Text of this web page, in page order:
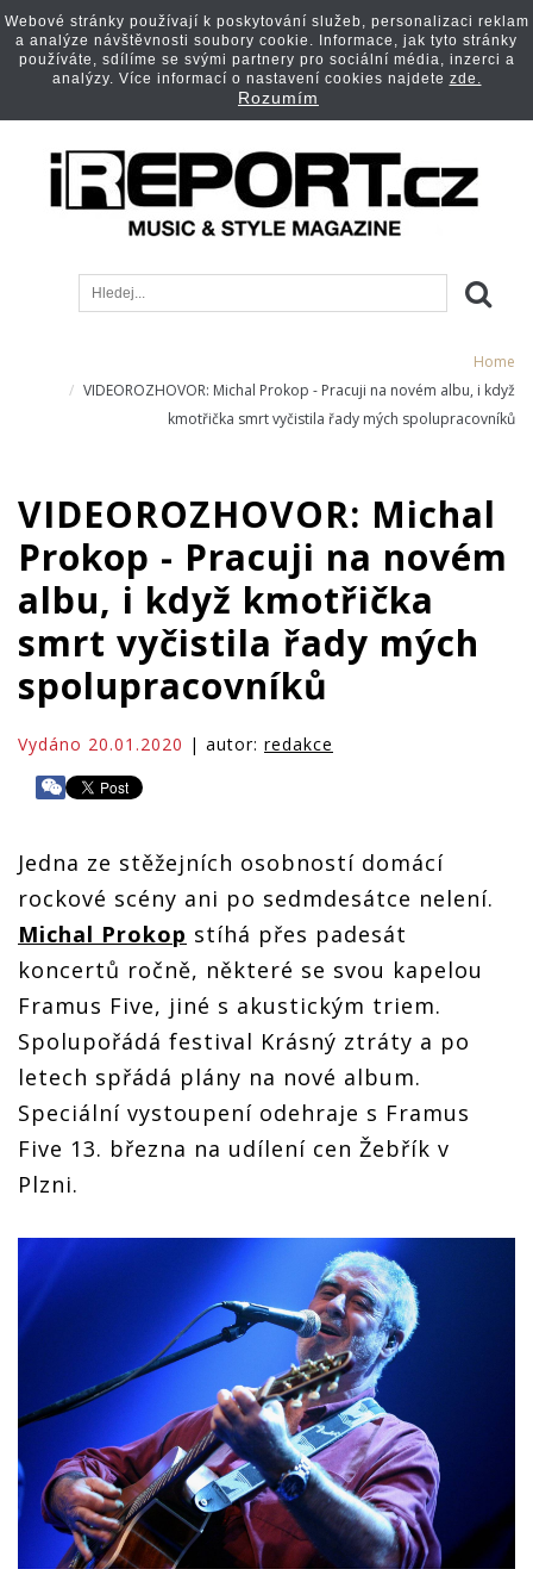
Home
VIDEOROZHOVOR: Michal Prokop - Pracuji na novém albu, i když
kmotřička smrt vyčistila řady mých spolupracovníků
VIDEOROZHOVOR: Michal
Prokop - Pracuji na novém
albu, i když kmotřička
smrt vyčistila řady mých
spolupracovníků
Vydáno 20.01.2020 | autor: redakce
Jedna ze stěžejních osobností domácí
rockové scény ani po sedmdesátce nelení.
Michal Prokop stíhá přes padesát
koncertů ročně, některé se svou kapelou
Framus Five, jiné s akustickým triem.
Spolupořádá festival Krásný ztráty a po
letech spřádá plány na nové album.
Speciální vystoupení odehraje s Framus
Five 13. března na udílení cen Žebřík v
Plzni.
Webové stránky používají k poskytování služeb, personalizaci reklam
a analýze návštěvnosti soubory cookie. Informace, jak tyto stránky
používáte, sdílíme se svými partnery pro sociální média, inzerci a
analýzy. Více informací o nastavení cookies najdete zde.
Rozumím